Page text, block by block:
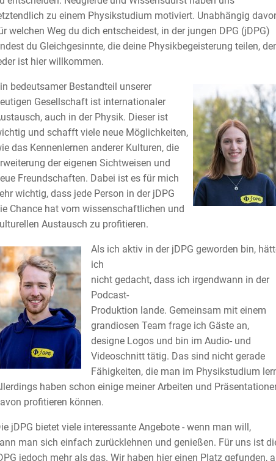
zu einem Physikstudium motiviert. Unabhängig
welchen Weg du dich entscheidest, in der jungen DPG (jDPG)
du Gleichgesinnte, die deine Physikbegeisterung teilen,
ist hier willkommen.
bedeutsamer Bestandteil unserer
Gesellschaft ist internationaler
auch in der Physik. Dieser ist
und schafft viele neue Möglichkeiten,
das Kennenlernen anderer Kulturen, die
der eigenen Sichtweisen und
Freundschaften. Dabei ist es für mich
wichtig, dass jede Person in der jDPG
Chance hat vom wissenschaftlichen und
Austausch zu profitieren.
Als ich aktiv in der jDPG geworden bin,
ich
nicht gedacht, dass ich irgendwann in der
Podcast-
Produktion lande. Gemeinsam mit einem
grandiosen Team frage ich Gäste an,
designe Logos und bin im Audio- und
Videoschnitt tätig. Das sind nicht gerade
Fähigkeiten, die man im Physikstudium
haben schon einige meiner Arbeiten und
profitieren können.
jDPG bietet viele interessante Angebote - wenn man will,
man sich einfach zurücklehnen und genießen. Für uns ist
jedoch mehr als das. Wir haben hier einen Platz gefunden,